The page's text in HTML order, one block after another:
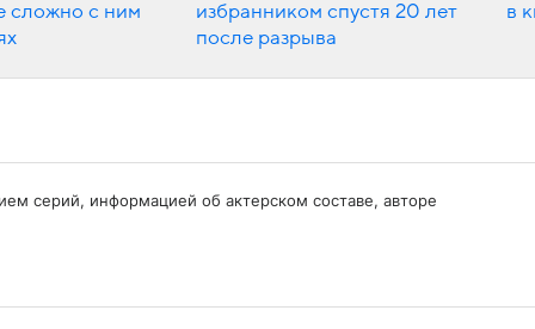
сложно с ним
избранником спустя 20 лет
после разрыва
в
серий, информацией об актерском составе, авторе